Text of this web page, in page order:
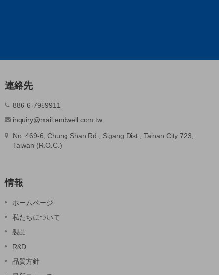
連絡先
886-6-7959911
inquiry@mail.endwell.com.tw
No. 469-6, Chung Shan Rd., Sigang Dist., Tainan City 723,
Taiwan (R.O.C.)
情報
ホームページ
私たちについて
製品
R&D
品質方針